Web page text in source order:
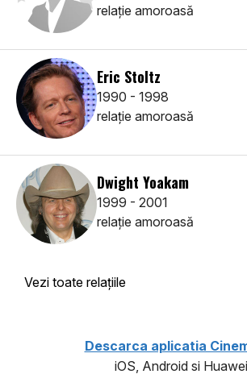
relaţie amoroasă
Eric Stoltz
1990 - 1998
relaţie amoroasă
Dwight Yoakam
1999 - 2001
relaţie amoroasă
Vezi toate relaţiile
Descarca aplicatia
iOS, Android si Huawei